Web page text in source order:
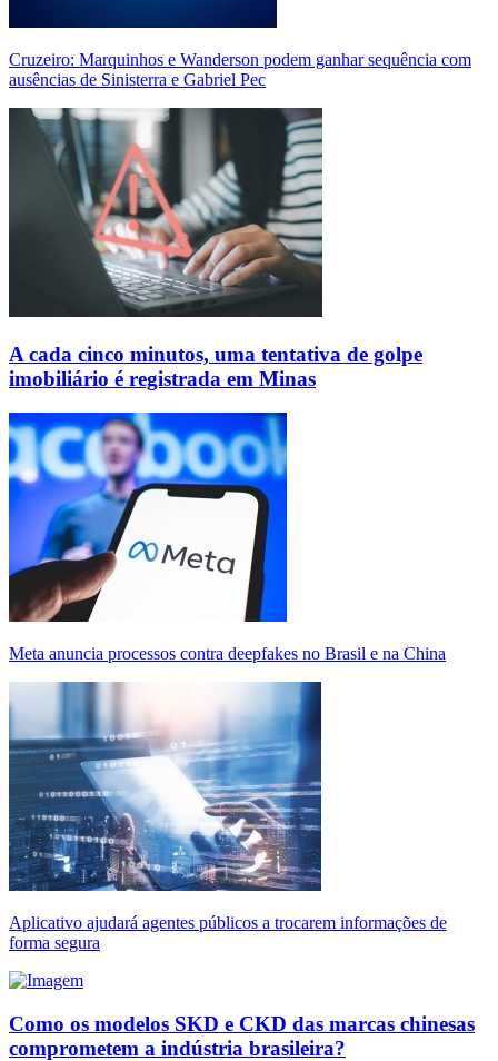
Cruzeiro: Marquinhos e Wanderson podem ganhar sequência com
ausências de Sinisterra e Gabriel Pec
A cada cinco minutos, uma tentativa de golpe
imobiliário é registrada em Minas
Meta anuncia processos contra deepfakes no Brasil e na China
Aplicativo ajudará agentes públicos a trocarem informações de
forma segura
Como os modelos SKD e CKD das marcas chinesas
comprometem a indústria brasileira?